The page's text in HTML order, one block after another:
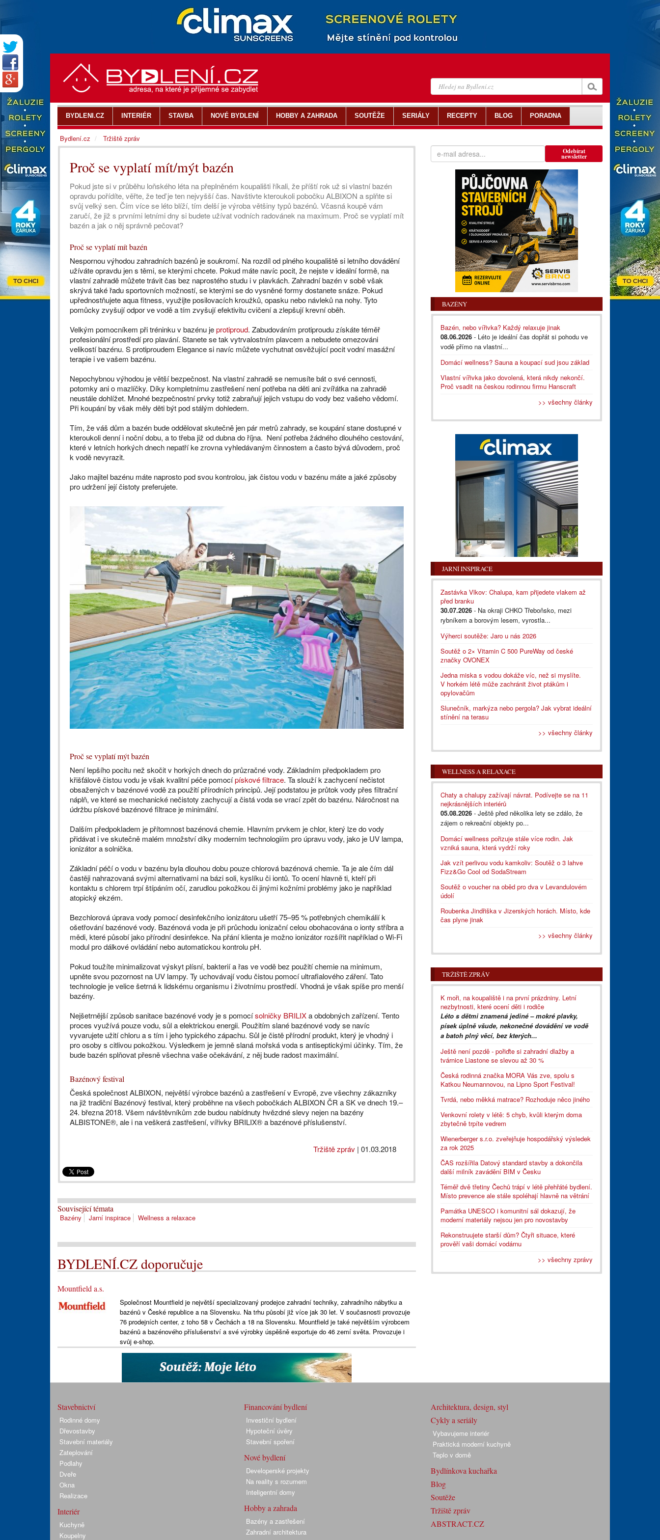
Proč se vyplatí mít/mýt bazén
Pokud jste si v průběhu loňského léta na přeplněném koupališti říkali, že příští rok už si vlastní bazén
opravdu pořídíte, věřte, že teď je ten nejvyšší čas. Navštivte kteroukoli pobočku ALBIXON a splňte si
svůj velký sen. Čím více se léto blíží, tím delší je výroba většiny typů bazénů. Včasná koupě vám
zaručí, že již s prvními letními dny si budete užívat vodních radovánek na maximum. Proč se vyplatí mít
bazén a jak o něj správně pečovat?
Proč se vyplatí mít bazén
Nespornou výhodou zahradních bazénů je soukromí. Na rozdíl od plného koupaliště si letního dovádění
užíváte opravdu jen s těmi, se kterými chcete. Pokud máte navíc pocit, že nejste v ideální formě, na
vlastní zahradě můžete trávit čas bez naprostého studu i v plavkách. Zahradní bazén v sobě však
skrývá také řadu sportovních možností, se kterými se do vysněné formy dostanete snáze. Pokud
upřednostňujete aqua fitness, využijte posilovacích kroužků, opasku nebo návleků na nohy. Tyto
pomůcky zvyšují odpor ve vodě a tím zvyšují efektivitu cvičení a zlepšují krevní oběh.
Velkým pomocníkem při tréninku v bazénu jeprotiproud. Zabudováním protiproudu získáte téměř
profesionální prostředí pro plavání. Stanete se tak vytrvalostním plavcem a nebudete omezováni
velikostí bazénu. S protiproudem Elegance si navíc můžete vychutnat osvěžující pocit vodní masážní
terapie i ve vašem bazénu.
Nepochybnou výhodou je větší bezpečnost. Na vlastní zahradě se nemusíte bát o své cennosti,
potomky ani o mazlíčky. Díky kompletnímu zastřešení není potřeba na děti ani zvířátka na zahradě
neustále dohlížet. Mnohé bezpečnostní prvky totiž zabraňují jejich vstupu do vody bez vašeho vědomí.
Při koupání by však měly děti být pod stálým dohledem.
Tím, že váš dům a bazén bude oddělovat skutečně jen pár metrů zahrady, se koupání stane dostupné v
kteroukoli denní i noční dobu, a to třeba již od dubna do října. Není potřeba žádného dlouhého cestování,
které v letních horkých dnech nepatří ke zrovna vyhledávaným činnostem a často bývá důvodem, proč
k vodě nevyrazit.
Jako majitel bazénu máte naprosto pod svou kontrolou, jak čistou vodu v bazénu máte a jaké způsoby
pro udržení její čistoty preferujete.
Proč se vyplatí mýt bazén
Není lepšího pocitu než skočit v horkých dnech do průzračné vody. Základním předpokladem pro
křišťálově čistou vodu je však kvalitní péče pomocípískové filtrace. Ta slouží k zachycení nečistot
obsažených v bazénové vodě za použití přírodních principů. Její podstatou je průtok vody přes filtrační
náplň, ve které se mechanické nečistoty zachycují a čistá voda se vrací zpět do bazénu. Náročnost na
údržbu pískové bazénové filtrace je minimální.
Dalším předpokladem je přítomnost bazénová chemie. Hlavním prvkem je chlor, který lze do vody
přidávat i ve skutečně malém množství díky moderním technologiím pro úpravu vody, jako je UV lampa,
ionizátor a solnička.
Základní péčí o vodu v bazénu byla dlouhou dobu pouze chlorová bazénová chemie. Ta je ale čím dál
častěji nahrazovaná svými alternativami na bázi soli, kyslíku či iontů. To ocení hlavně ti, kteří při
kontaktu s chlorem trpí štípáním očí, zarudlou pokožkou či jinými kožními problémy jako je například
atopický ekzém.
Bezchlorová úprava vody pomocí desinfekčního ionizátoru ušetří 75–95 % potřebných chemikálií k
ošetřování bazénové vody. Bazénová voda je při průchodu ionizační celou obohacována o ionty stříbra a
mědi, které působí jako přírodní desinfekce. Na přání klienta je možno ionizátor rozšířit například o Wi-Fi
modul pro dálkové ovládání nebo automatickou kontrolu pH.
Pokud toužíte minimalizovat výskyt plísní, bakterií a řas ve vodě bez použití chemie na minimum,
upněte svou pozornost na UV lampy. Ty uchovávají vodu čistou pomocí ultrafialového záření. Tato
technologie je velice šetrná k lidskému organismu i životnímu prostředí. Vhodná je však spíše pro menší
bazény.
Nejšetrnější způsob sanitace bazénové vody je s pomocísolničky BRILIXa obdobných zařízení. Tento
proces využívá pouze vodu, sůl a elektrickou energii. Použitím slané bazénové vody se navíc
vyvarujete užití chloru a s tím i jeho typického zápachu. Sůl je čistě přírodní produkt, který je vhodný i
pro osoby s citlivou pokožkou. Výsledkem je jemně slaná mořská voda s antiseptickými účinky. Tím, že
bude bazén splňovat přesně všechna vaše očekávání, z něj bude radost maximální.
Bazénový festival
Česká společnost ALBIXON, největší výrobce bazénů a zastřešení v Evropě, zve všechny zákazníky
na již tradiční Bazénový festival, který proběhne na všech pobočkách ALBIXON ČR a SK ve dnech 19.–
24. března 2018. Všem návštěvníkům zde budou nabídnuty hvězdné slevy nejen na bazény
ALBISTONE®, ale i na veškerá zastřešení, vířivky BRILIX® a bazénové příslušenství.
Tržiště zpráv | 01.03.2018
Související témata
Bazény Jarní inspirace Wellness a relaxace
BYDLENÍ.CZ doporučuje
Mountfield a.s.
Společnost Mountfield je největší specializovaný prodejce zahradní techniky, zahradního nábytku a
bazénů v České republice a na Slovensku. Na trhu působí již více jak 30 let. V současnosti provozuje
76 prodejních center, z toho 58 v Čechách a 18 na Slovensku. Mountfield je také největším výrobcem
bazénů a bazénového příslušenství a své výrobky úspěšně exportuje do 46 zemí světa. Provozuje i
svůj e-shop.
Odebírat
newsletter
BAZÉNY
Bazén, nebo vířivka? Každý relaxuje jinak
08.06.2026 - Léto je ideální čas dopřát si pohodu ve
vodě přímo na vlastní...
Domácí wellness? Sauna a koupací sud jsou základ
Vlastní vířivka jako dovolená, která nikdy nekončí.
Proč vsadit na českou rodinnou firmu Hanscraft
>> všechny články
JARNÍ INSPIRACE
Zastávka Vlkov: Chalupa, kam přijedete vlakem až
před branku
30.07.2026 - Na okraji CHKO Třeboňsko, mezi
rybníkem a borovým lesem, vyrostla...
Výherci soutěže: Jaro u nás 2026
Soutěž o 2× Vitamin C 500 PureWay od české
značky OVONEX
Jedna miska s vodou dokáže víc, než si myslíte.
V horkém létě může zachránit život ptákům i
opylovačům
Slunečník, markýza nebo pergola? Jak vybrat ideální
stínění na terasu
>> všechny články
WELLNESS A RELAXACE
Chaty a chalupy zažívají návrat. Podívejte se na 11
nejkrásnějších interiérů
05.08.2026 - Ještě před několika lety se zdálo, že
zájem o rekreační objekty po...
Domácí wellness pořizuje stále více rodin. Jak
vzniká sauna, která vydrží roky
Jak vzít perlivou vodu kamkoliv: Soutěž o 3 lahve
Fizz&Go Cool od SodaStream
Soutěž o voucher na oběd pro dva v Levandulovém
údolí
Roubenka Jindřiška v Jizerských horách. Místo, kde
čas plyne jinak
>> všechny články
TRŽIŠTĚ ZPRÁV
K moři, na koupaliště i na první prázdniny. Letní
nezbytnosti, které ocení děti i rodiče
Léto s dětmi znamená jediné – mokré plavky,
písek úplně všude, nekonečné dovádění ve vodě
a batoh plný věcí, bez kterých...
Ještě není pozdě - pořiďte si zahradní dlažby a
tvárnice Liastone se slevou až 30 %
Česká rodinná značka MORA Vás zve, spolu s
Katkou Neumannovou, na Lipno Sport Festival!
Tvrdá, nebo měkká matrace? Rozhoduje něco jiného
Venkovní rolety v létě: 5 chyb, kvůli kterým doma
zbytečně trpíte vedrem
Wienerberger s.r.o. zveřejňuje hospodářský výsledek
za rok 2025
ČAS rozšířila Datový standard stavby a dokončila
další milník zavádění BIM v Česku
Téměř dvě třetiny Čechů trápí v létě přehřáté bydlení.
Místo prevence ale stále spoléhají hlavně na větrání
Památka UNESCO i komunitní sál dokazují, že
moderní materiály nejsou jen pro novostavby
Rekonstruujete starší dům? Čtyři situace, které
prověří vaši domácí vodárnu
>> všechny zprávy
BYDLENI.CZ INTERIÉR STAVBA NOVÉ BYDLENÍ HOBBY A ZAHRADA SOUTĚŽE SERIÁLY RECEPTY BLOG PORADNA
Bydlení.cz Tržiště zpráv
Stavebnictví
Rodinné domy
Dřevostavby
Stavební materiály
Zateplování
Podlahy
Dveře
Okna
Realizace
Interiér
Kuchyně
Koupelny
Financování bydlení
Investiční bydlení
Hypoteční úvěry
Stavební spoření
Nové bydlení
Developerské projekty
Na reality s rozumem
Inteligentní domy
Hobby a zahrada
Bazény a zastřešení
Zahradní architektura
Architektura, design, styl
Cykly a seriály
Vybavujeme interiér
Praktická moderní kuchyně
Teplo v domě
Bydlínkova kuchařka
Blog
Soutěže
Tržiště zpráv
ABSTRACT.CZ